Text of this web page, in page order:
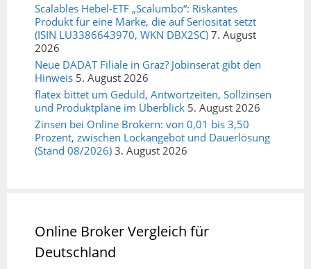
Scalables Hebel-ETF „Scalumbo“: Riskantes
Produkt für eine Marke, die auf Seriosität setzt
(ISIN LU3386643970, WKN DBX2SC) 7. August
2026
Neue DADAT Filiale in Graz? Jobinserat gibt den
Hinweis 5. August 2026
flatex bittet um Geduld, Antwortzeiten, Sollzinsen
und Produktpläne im Überblick 5. August 2026
Zinsen bei Online Brokern: von 0,01 bis 3,50
Prozent, zwischen Lockangebot und Dauerlösung
(Stand 08/2026) 3. August 2026
Online Broker Vergleich für
Deutschland